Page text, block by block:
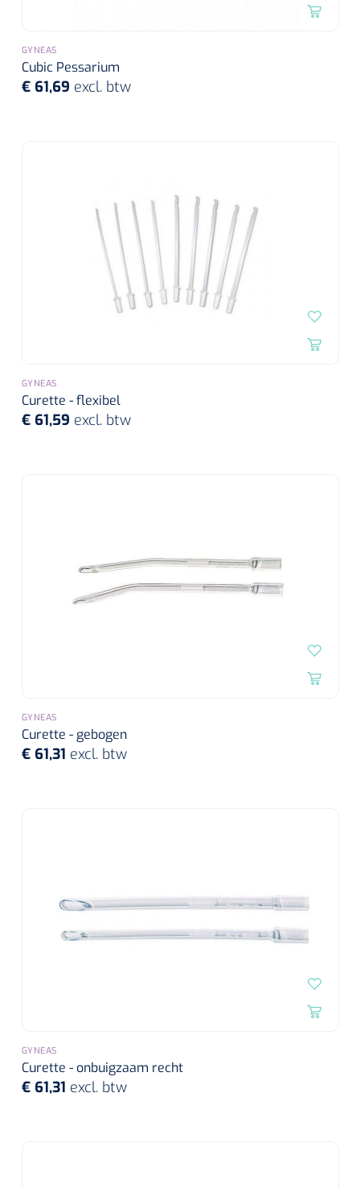
GYNEAS
Cubic Pessarium
€ 61,69 excl. btw
GYNEAS
Curette - flexibel
€ 61,59 excl. btw
GYNEAS
Curette - gebogen
€ 61,31 excl. btw
GYNEAS
Curette - onbuigzaam recht
€ 61,31 excl. btw